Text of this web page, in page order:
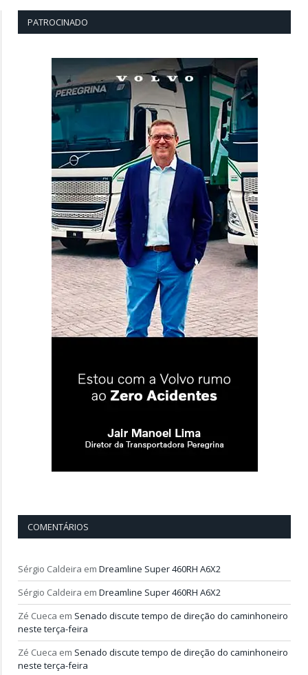
PATROCINADO
COMENTÁRIOS
Sérgio Caldeira em Dreamline Super 460RH A6X2
Sérgio Caldeira em Dreamline Super 460RH A6X2
Zé Cueca em Senado discute tempo de direção do caminhoneiro
neste terça-feira
Zé Cueca em Senado discute tempo de direção do caminhoneiro
neste terça-feira